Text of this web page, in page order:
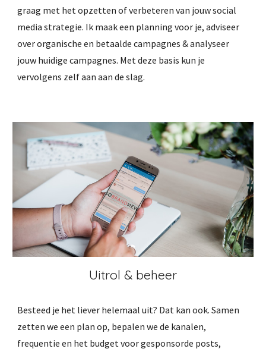
graag met het opzetten of verbeteren van jouw social
media strategie. Ik maak een planning voor je, adviseer
over organische en betaalde campagnes & analyseer
jouw huidige campagnes. Met deze basis kun je
vervolgens zelf aan aan de slag.
Uitrol & beheer
Besteed je het liever helemaal uit? Dat kan ook. Samen
zetten we een plan op, bepalen we de kanalen,
frequentie en het budget voor gesponsorde posts,